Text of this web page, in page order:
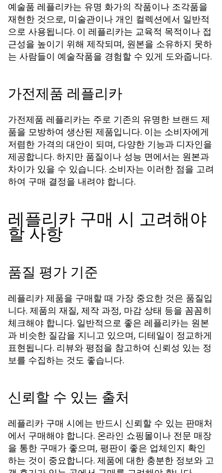
예술품 레플리카는 유명 화가의 작품이나 조각품을
재현한 것으로, 미술관이나 개인 컬렉션에서 일반적
으로 사용됩니다. 이 레플리카는 교육적 목적이나 접
근성을 높이기 위해 제작되며, 원본을 소유하지 못하
는 사람들이 예술작품을 경험할 수 있게 도와줍니다.
가전제품 레플리카
가전제품 레플리카는 주로 기존의 유명한 브랜드 제
품을 모방하여 생산된 제품입니다. 이는 소비자에게
저렴한 가격의 대안이 되며, 다양한 기능과 디자인을
제공합니다. 하지만 품질이나 성능 면에서는 원본과
차이가 있을 수 있습니다. 소비자는 이러한 점을 고려
하여 구매 결정을 내려야 합니다.
레플리카 구매 시 고려해야
할 사항
품질 평가 기준
레플리카 제품을 구매할 때 가장 중요한 것은 품질입
니다. 제품의 재질, 제작 과정, 마감 상태 등을 꼼꼼히
체크해야 합니다. 일반적으로 좋은 레플리카는 원본
과 비슷한 질감을 지니고 있으며, 디테일이 정교하게
표현됩니다. 리뷰와 평점을 참고하여 신뢰성 있는 정
보를 수집하는 것도 좋습니다.
신뢰할 수 있는 출처
레플리카 구매 시에는 반드시 신뢰할 수 있는 판매처
에서 구매해야 합니다. 온라인 쇼핑몰이나 전문 매장
을 통한 구매가 좋으며, 평판이 좋은 업체인지 확인
하는 것이 중요합니다. 제품에 대한 충분한 정보와 고